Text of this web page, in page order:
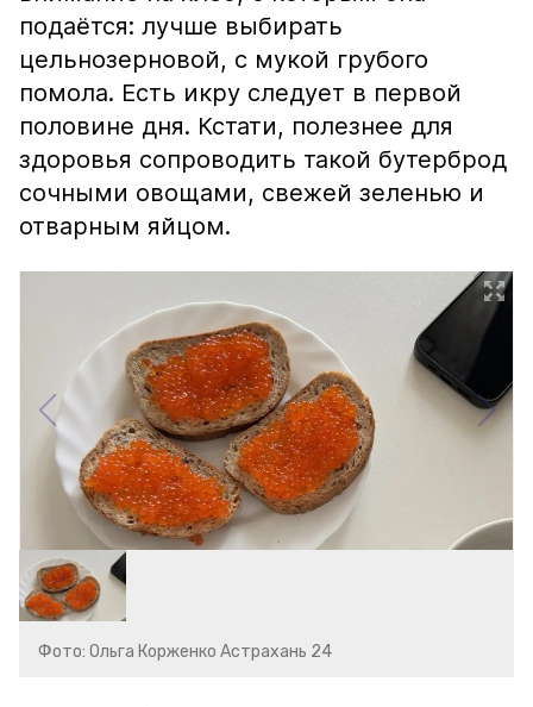
подаётся: лучше выбирать
цельнозерновой, с мукой грубого
помола. Есть икру следует в первой
половине дня. Кстати, полезнее для
здоровья сопроводить такой бутерброд
сочными овощами, свежей зеленью и
отварным яйцом.
Фото: Ольга Корженко Астрахань 24